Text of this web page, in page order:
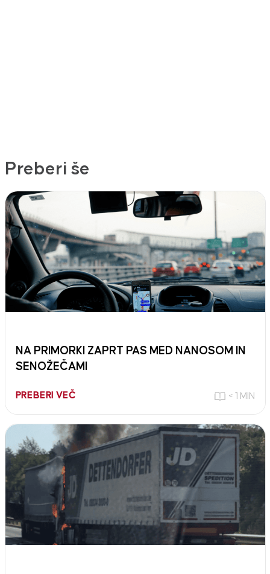
Preberi še
NA PRIMORKI ZAPRT PAS MED NANOSOM IN
SENOŽEČAMI
PREBERI VEČ < 1 MIN